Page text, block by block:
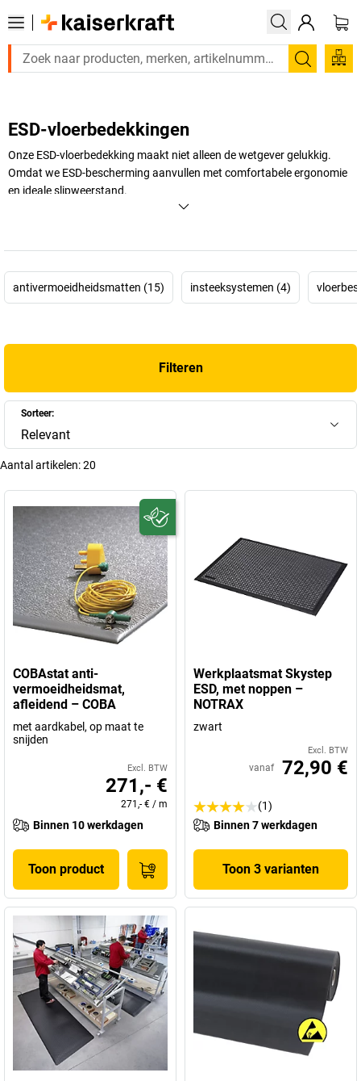
Zoeken
ESD-vloerbedekkingen
Onze ESD-vloerbedekking maakt niet alleen de wetgever gelukkig.
Omdat we ESD-bescherming aanvullen met comfortabele ergonomie
en ideale slipweerstand.
antivermoeidheidsmatten (15) insteeksystemen (4)
Filteren
Sorteer:
Relevant
Aantal artikelen:20
COBAstat anti-
vermoeidheidsmat,
afleidend – COBA
met aardkabel, op maat te
snijden
Excl. BTW
271,- €
271,- € / m
Binnen 10 werkdagen
Toon product
Werkplaatsmat Skystep
ESD, met noppen –
NOTRAX
zwart
Excl. BTW
vanaf 72,90 €
(1)
Binnen 7 werkdagen
Toon 3 varianten